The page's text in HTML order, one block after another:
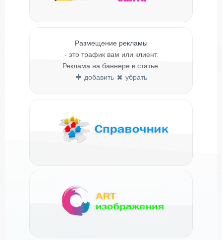
Размещение рекламы
- это трафик вам или клиент.
Реклама на баннере в статье.
добавить
убрать